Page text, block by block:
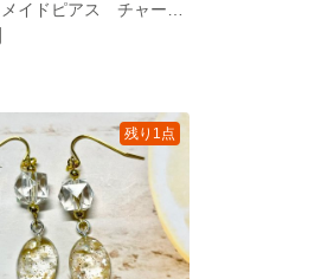
残り1点